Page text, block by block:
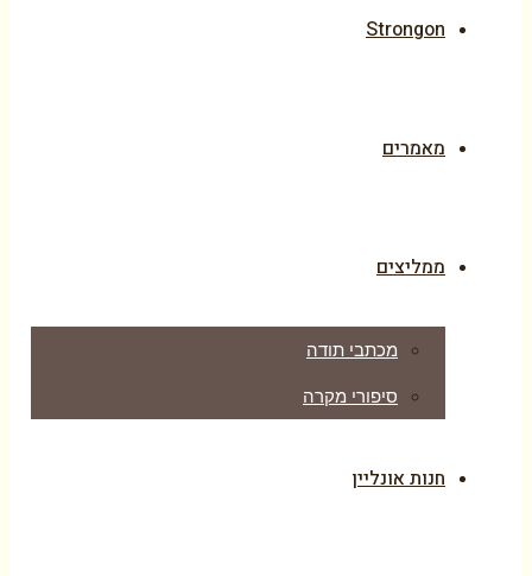
Strongon
מאמרים
ממליצים
מכתבי תודה
סיפורי מקרה
חנות אונליין